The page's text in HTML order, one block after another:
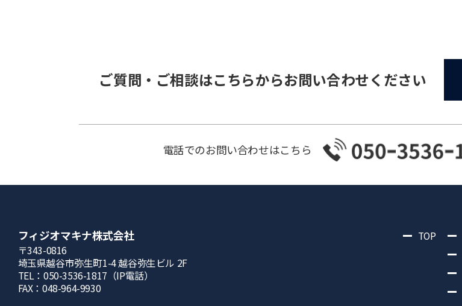
ご質問・ご相談はこちらからお問い合わせください
電話でのお問い合わせはこちら
フィジオマキナ株式会社
〒343-0816
埼⽟県越⾕市弥⽣町1-4 越⾕弥⽣ビル 2F
TEL：050-3536-1817（IP電話）
FAX：048-964-9930
TOP